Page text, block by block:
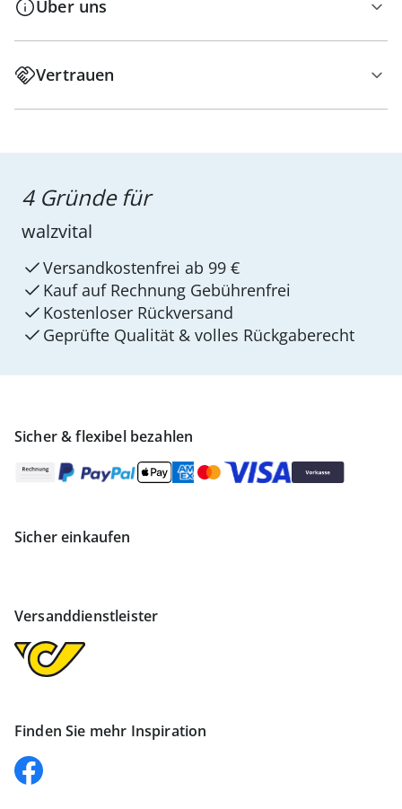
Über uns
Vertrauen
Sicher & flexibel bezahlen
Sicher einkaufen
Versanddienstleister
Finden Sie mehr Inspiration
4 Gründe für
walzvital
Versandkostenfrei ab 99 €
Kauf auf Rechnung Gebührenfrei
Kostenloser Rückversand
Geprüfte Qualität & volles Rückgaberecht